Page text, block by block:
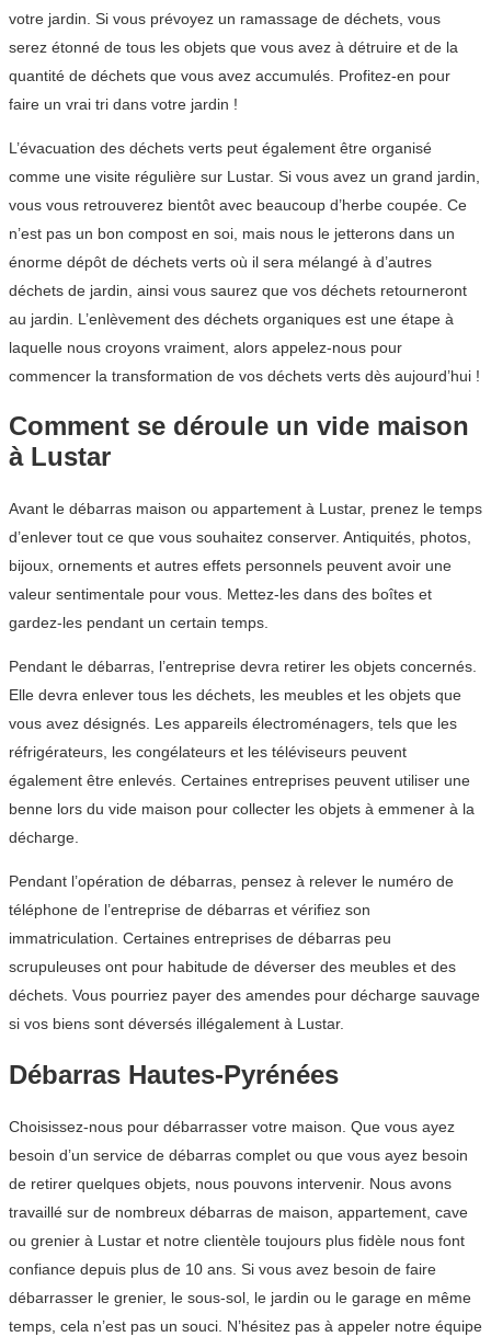
votre jardin. Si vous prévoyez un ramassage de déchets, vous
serez étonné de tous les objets que vous avez à détruire et de la
quantité de déchets que vous avez accumulés. Profitez-en pour
faire un vrai tri dans votre jardin !
L’évacuation des déchets verts peut également être organisé
comme une visite régulière sur Lustar. Si vous avez un grand jardin,
vous vous retrouverez bientôt avec beaucoup d’herbe coupée. Ce
n’est pas un bon compost en soi, mais nous le jetterons dans un
énorme dépôt de déchets verts où il sera mélangé à d’autres
déchets de jardin, ainsi vous saurez que vos déchets retourneront
au jardin. L’enlèvement des déchets organiques est une étape à
laquelle nous croyons vraiment, alors appelez-nous pour
commencer la transformation de vos déchets verts dès aujourd’hui !
Comment se déroule un vide maison
à Lustar
Avant le débarras maison ou appartement à Lustar, prenez le temps
d’enlever tout ce que vous souhaitez conserver. Antiquités, photos,
bijoux, ornements et autres effets personnels peuvent avoir une
valeur sentimentale pour vous. Mettez-les dans des boîtes et
gardez-les pendant un certain temps.
Pendant le débarras, l’entreprise devra retirer les objets concernés.
Elle devra enlever tous les déchets, les meubles et les objets que
vous avez désignés. Les appareils électroménagers, tels que les
réfrigérateurs, les congélateurs et les téléviseurs peuvent
également être enlevés. Certaines entreprises peuvent utiliser une
benne lors du vide maison pour collecter les objets à emmener à la
décharge.
Pendant l’opération de débarras, pensez à relever le numéro de
téléphone de l’entreprise de débarras et vérifiez son
immatriculation. Certaines entreprises de débarras peu
scrupuleuses ont pour habitude de déverser des meubles et des
déchets. Vous pourriez payer des amendes pour décharge sauvage
si vos biens sont déversés illégalement à Lustar.
Débarras Hautes-Pyrénées
Choisissez-nous pour débarrasser votre maison. Que vous ayez
besoin d’un service de débarras complet ou que vous ayez besoin
de retirer quelques objets, nous pouvons intervenir. Nous avons
travaillé sur de nombreux débarras de maison, appartement, cave
ou grenier à Lustar et notre clientèle toujours plus fidèle nous font
confiance depuis plus de 10 ans. Si vous avez besoin de faire
débarrasser le grenier, le sous-sol, le jardin ou le garage en même
temps, cela n’est pas un souci. N’hésitez pas à appeler notre équipe